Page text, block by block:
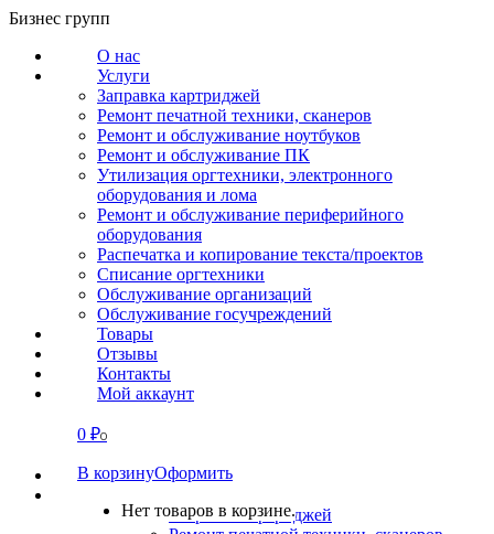
Перейти
содержанию
Бизнес групп
О нас
Услуги
Заправка картриджей
Ремонт печатной техники, сканеров
Ремонт и обслуживание ноутбуков
Ремонт и обслуживание ПК
Утилизация оргтехники, электронного
оборудования и лома
Ремонт и обслуживание периферийного
оборудования
Распечатка и копирование текста/проектов
Списание оргтехники
Обслуживание организаций
Обслуживание госучреждений
Товары
Отзывы
Контакты
Мой аккаунт
0 ₽0
В корзинуОформить
Нет товаров в корзине.
СВЯЗАТЬСЯ
О нас
Заправка картриджей